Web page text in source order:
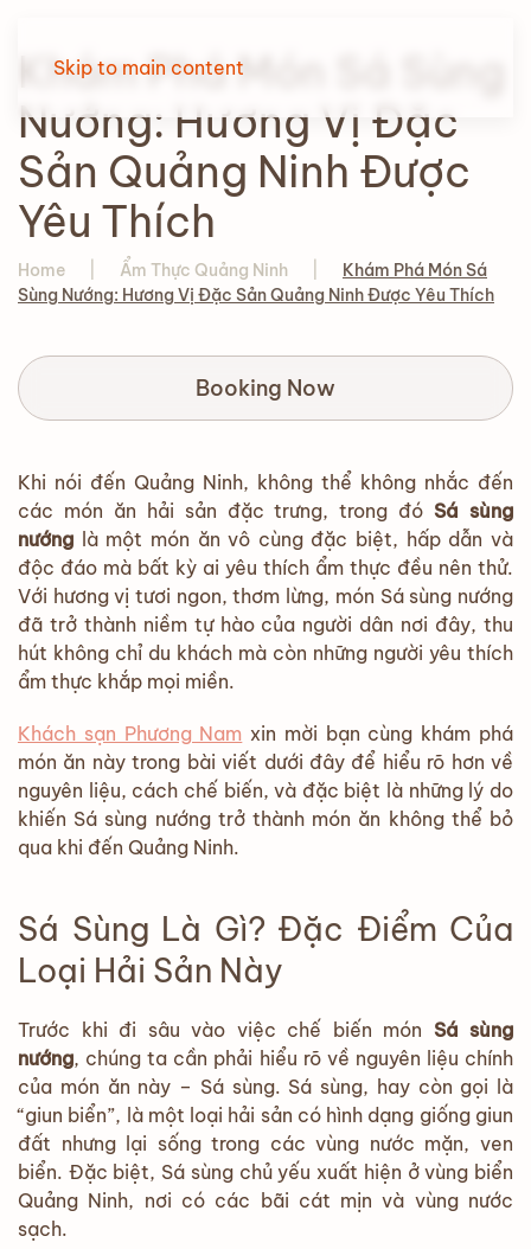
Skip to main content
Khám Phá Món Sá Sùng
Nướng: Hương Vị Đặc
Sản Quảng Ninh Được
Yêu Thích
Home Ẩm Thực Quảng Ninh
Khám Phá Món Sá
Sùng Nướng: Hương Vị Đặc Sản Quảng Ninh Được Yêu Thích
Booking Now
Khi nói đến Quảng Ninh, không thể không nhắc đến
các món ăn hải sản đặc trưng, trong đó Sá sùng
nướng là một món ăn vô cùng đặc biệt, hấp dẫn và
độc đáo mà bất kỳ ai yêu thích ẩm thực đều nên thử.
Với hương vị tươi ngon, thơm lừng, món Sá sùng nướng
đã trở thành niềm tự hào của người dân nơi đây, thu
hút không chỉ du khách mà còn những người yêu thích
ẩm thực khắp mọi miền.
Khách sạn Phương Nam xin mời bạn cùng khám phá
món ăn này trong bài viết dưới đây để hiểu rõ hơn về
nguyên liệu, cách chế biến, và đặc biệt là những lý do
khiến Sá sùng nướng trở thành món ăn không thể bỏ
qua khi đến Quảng Ninh.
Sá Sùng Là Gì? Đặc Điểm Của
Loại Hải Sản Này
Trước khi đi sâu vào việc chế biến món Sá sùng
nướng, chúng ta cần phải hiểu rõ về nguyên liệu chính
của món ăn này – Sá sùng. Sá sùng, hay còn gọi là
“giun biển”, là một loại hải sản có hình dạng giống giun
đất nhưng lại sống trong các vùng nước mặn, ven
biển. Đặc biệt, Sá sùng chủ yếu xuất hiện ở vùng biển
Quảng Ninh, nơi có các bãi cát mịn và vùng nước
sạch.